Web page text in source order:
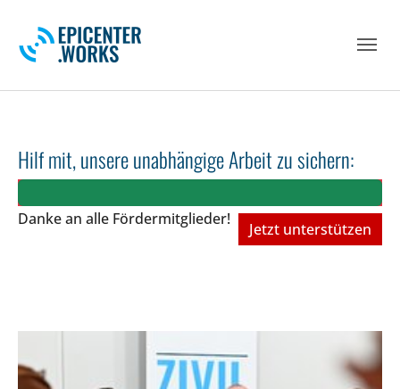
Hilf mit, unsere unabhängige Arbeit zu sichern:
Danke an alle Fördermitglieder!
Jetzt unterstützen